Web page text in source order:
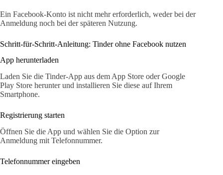
Ein Facebook-Konto ist nicht mehr erforderlich, weder bei der
Anmeldung noch bei der späteren Nutzung.
Schritt-für-Schritt-Anleitung: Tinder ohne Facebook nutzen
App herunterladen
Laden Sie die Tinder-App aus dem App Store oder Google
Play Store herunter und installieren Sie diese auf Ihrem
Smartphone.
Registrierung starten
Öffnen Sie die App und wählen Sie die Option zur
Anmeldung mit Telefonnummer.
Telefonnummer eingeben